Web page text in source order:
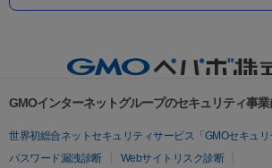
GMOインターネットグループのセキュリティ事
世界初総合ネットセキュリティサービス「GMOセキュリ
パスワード漏洩診断
Webサイトリスク診断